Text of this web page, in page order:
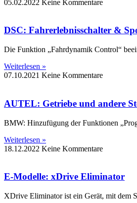
05.02.2022 Keine Kommentare
DSC: Fahrerlebnisschalter &
Die Funktion „Fahrdynamik Control“
Weiterlesen »
07.10.2021 Keine Kommentare
AUTEL: Getriebe und andere
BMW: Hinzufügung der Funktionen
Weiterlesen »
18.12.2022 Keine Kommentare
E-Modelle: xDrive Eliminator
XDrive Eliminator ist ein Gerät, mit dem